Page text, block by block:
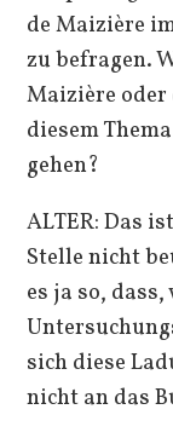
de Maizière
zu befragen.
Maizière
diesem
gehen?
ALTER: Das
Stelle nicht
es ja so, dass,
sich diese
nicht an das